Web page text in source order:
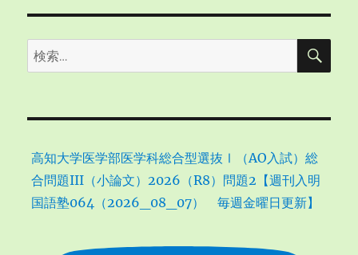
検
索:
検
高知大学医学部医学科総合型選抜Ⅰ（AO入試）総
合問題III（小論文）2026（R8）問題2【週刊入明
国語塾064（2026_08_07） 毎週金曜日更新】